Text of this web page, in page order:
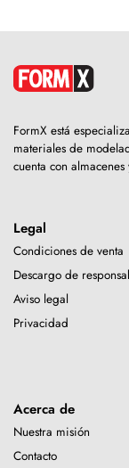
FormX está
materiales de
cuenta con
Legal
Condiciones de venta
Descargo de
Aviso legal
Privacidad
Acerca de
Nuestra misión
Contacto